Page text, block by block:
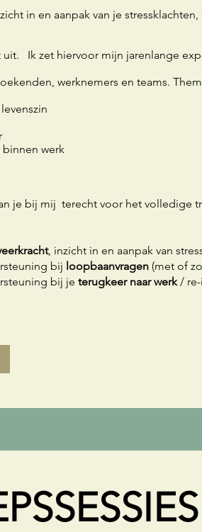
in en aanpak van je
Ik zet hiervoor mijn jarenlange
werknemers en teams.
binnen werk
je bij mij terecht voor het volledige
, inzicht in en aanpak van
bij loopbaanvragen (met of
bij je terugkeer naar werk/ re-